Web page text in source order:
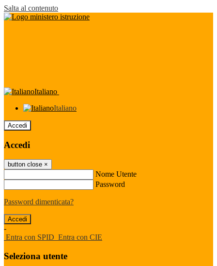
Salta al contenuto
Italiano
Italiano
Accedi
Accedi
button close ×
Nome Utente
Password
Password dimenticata?
-
Entra con SPID Entra con CIE
Seleziona utente